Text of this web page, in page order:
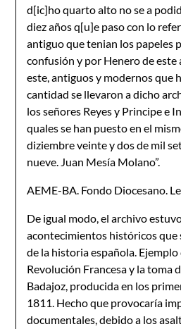
d[ic]ho quarto alto no se a
diez años q[u]e paso con lo
antiguo que tenian los papeles
confusión y por Henero de este
este, antiguos y modernos que
cantidad se llevaron a dicho
los señores Reyes y Principe e
quales se han puesto en el
diziembre veinte y dos de mil
nueve. Juan Mesía Molano”.
AEME-BA. Fondo Diocesano.
De igual modo, el archivo
acontecimientos históricos que
de la historia española. Ejemplo
Revolución Francesa y la toma
Badajoz, producida en los
1811. Hecho que provocaría
documentales, debido a los